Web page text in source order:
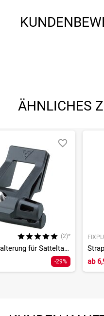
ÄHNLICHES
(2)*
F25 QuickClick Halterung für Satteltaschen
-29%
ab